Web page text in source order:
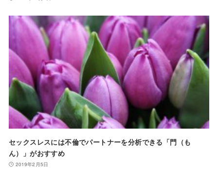
セックスレスには不倫でパートナーを分析できる「門（も
ん）」がおすすめ
2019年2月5日